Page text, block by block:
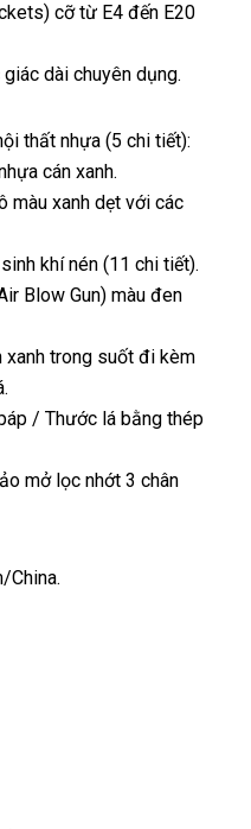
cỡ từ E4 đến E20
dài chuyên dụng.
thất nhựa (5 chi tiết):
cán xanh.
xanh dẹt với các
khí nén (11 chi tiết).
Gun) màu đen
trong suốt đi kèm
/ Thước lá bằng thép
lọc nhớt 3 chân
China.